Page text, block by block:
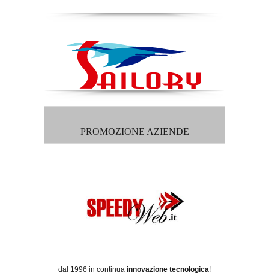
PROMOZIONE AZIENDE
dal 1996 in continua innovazione tecnologica!